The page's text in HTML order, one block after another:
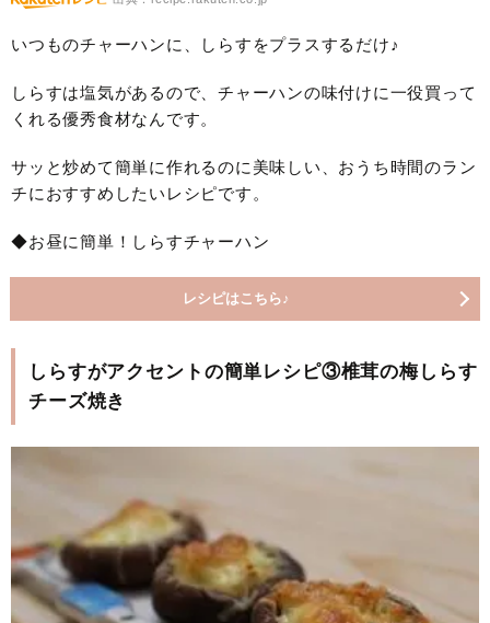
いつものチャーハンに、しらすをプラスするだけ♪
しらすは塩気があるので、チャーハンの味付けに一役買って
くれる優秀食材なんです。
サッと炒めて簡単に作れるのに美味しい、おうち時間のラン
チにおすすめしたいレシピです。
◆お昼に簡単！しらすチャーハン
レシピはこちら♪
しらすがアクセントの簡単レシピ③椎茸の梅しらす
チーズ焼き